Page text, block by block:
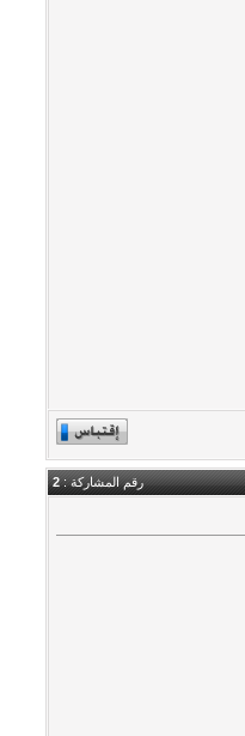
رقم المشاركة :2